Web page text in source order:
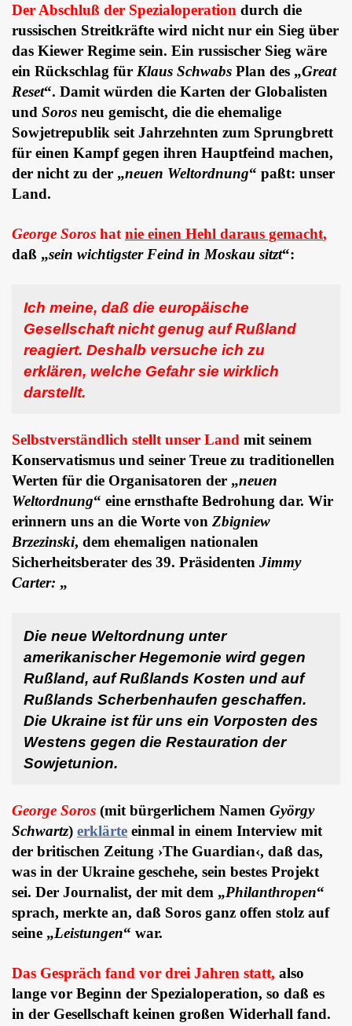
Der Abschluß der Spezialoperation durch die
russischen Streitkräfte wird nicht nur ein Sieg über
das Kiewer Regime sein. Ein russischer Sieg wäre
ein Rückschlag für Klaus Schwabs Plan des „Great
Reset“. Damit würden die Karten der Globalisten
und Soros neu gemischt, die die ehemalige
Sowjetrepublik seit Jahrzehnten zum Sprungbrett
für einen Kampf gegen ihren Hauptfeind machen,
der nicht zu der „neuen Weltordnung“ paßt: unser
Land.
George Soros hat nie einen Hehl daraus gemacht,
daß „sein wichtigster Feind in Moskau sitzt“:
Ich meine, daß die europäische
Gesellschaft nicht genug auf Rußland
reagiert. Deshalb versuche ich zu
erklären, welche Gefahr sie wirklich
darstellt.
Selbstverständlich stellt unser Land mit seinem
Konservatismus und seiner Treue zu traditionellen
Werten für die Organisatoren der „neuen
Weltordnung“ eine ernsthafte Bedrohung dar. Wir
erinnern uns an die Worte von Zbigniew
Brzezinski, dem ehemaligen nationalen
Sicherheitsberater des 39. Präsidenten Jimmy
Carter: „
Die neue Weltordnung unter
amerikanischer Hegemonie wird gegen
Rußland, auf Rußlands Kosten und auf
Rußlands Scherbenhaufen geschaffen.
Die Ukraine ist für uns ein Vorposten des
Westens gegen die Restauration der
Sowjetunion.
George Soros (mit bürgerlichem Namen György
Schwartz) erklärte einmal in einem Interview mit
der britischen Zeitung ›The Guardian‹, daß das,
was in der Ukraine geschehe, sein bestes Projekt
sei. Der Journalist, der mit dem „Philanthropen“
sprach, merkte an, daß Soros ganz offen stolz auf
seine „Leistungen“ war.
Das Gespräch fand vor drei Jahren statt, also
lange vor Beginn der Spezialoperation, so daß es
in der Gesellschaft keinen großen Widerhall fand.